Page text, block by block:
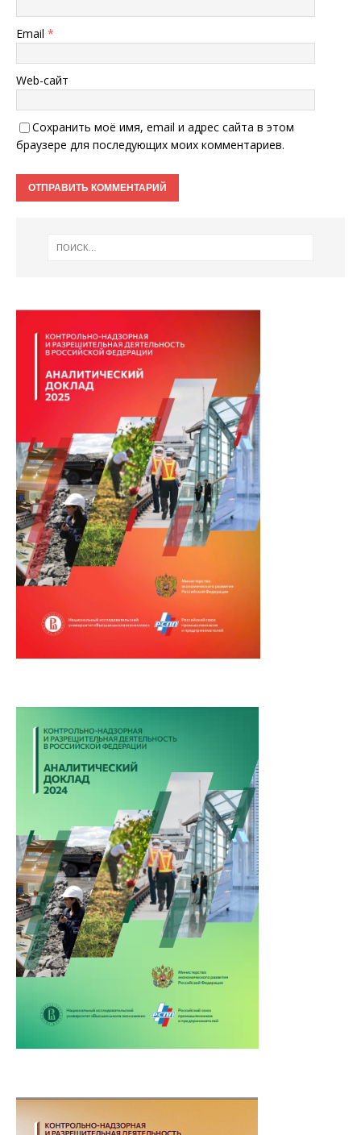
Email *
Web-сайт
Сохранить моё имя, email и адрес сайта в этом
браузере для последующих моих комментариев.